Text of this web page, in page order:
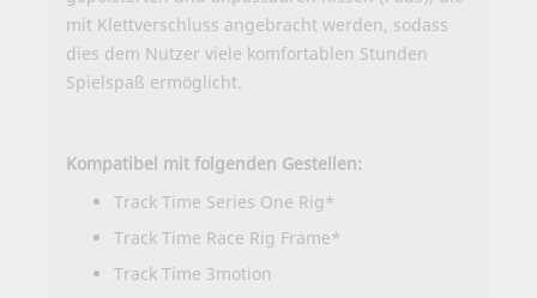
mit Klettverschluss angebracht werden, sodass
dies dem Nutzer viele komfortablen Stunden
Spielspaß ermöglicht.
Kompatibel mit folgenden Gestellen:
Track Time Series One Rig*
Track Time Race Rig Frame*
Track Time 3motion